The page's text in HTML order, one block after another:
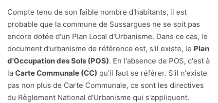
Compte tenu de son faible nombre d'habitants, il est
probable que la commune de Sussargues ne se soit pas
encore dotée d'un Plan Local d'Urbanisme. Dans ce cas, le
document d'urbanisme de référence est, s'il existe, le Plan
d'Occupation des Sols (POS). En l'absence de POS, c'est à
la Carte Communale (CC) qu'il faut se référer. S'il n'existe
pas non plus de Carte Communale, ce sont les directives
du Règlement National d'Urbanisme qui s'appliquent.